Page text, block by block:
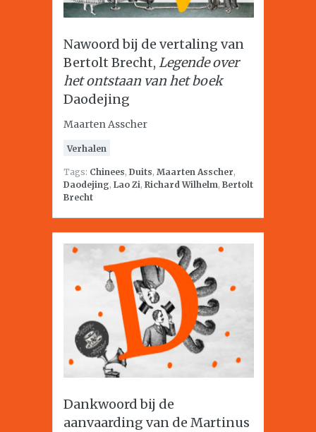
Nawoord bij de vertaling van
Bertolt Brecht, Legende over
het ontstaan van het boek
Daodejing
Maarten Asscher
Verhalen
Tags: Chinees, Duits, Maarten Asscher,
Daodejing, Lao Zi, Richard Wilhelm, Bertolt
Brecht
Dankwoord bij de
aanvaarding van de Martinus